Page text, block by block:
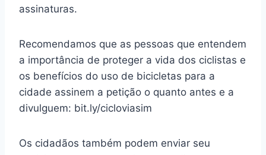
assinaturas.
Recomendamos que as pessoas que entendem
a importância de proteger a vida dos ciclistas e
os benefícios do uso de bicicletas para a
cidade assinem a petição o quanto antes e a
divulguem: bit.ly/cicloviasim
Os cidadãos também podem enviar seu